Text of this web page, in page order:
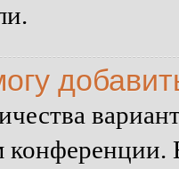
конференции.